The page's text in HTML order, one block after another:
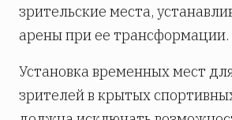
зрительские места,
арены при ее трансформации.
Установка временных мест
зрителей в крытых